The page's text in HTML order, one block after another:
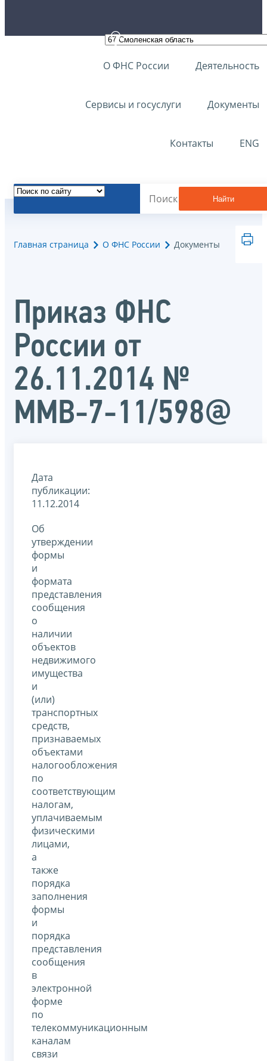
О ФНС России Деятельность
Сервисы и госуслуги Документы
Контакты ENG
Найти
Главная страница О ФНС России Документы
Приказ ФНС
России от
26.11.2014 №
ММВ-7-11/598@
Дата
публикации:
11.12.2014
Об
утверждении
формы
и
формата
представления
сообщения
о
наличии
объектов
недвижимого
имущества
и
(или)
транспортных
средств,
признаваемых
объектами
налогообложения
по
соответствующим
налогам,
уплачиваемым
физическими
лицами,
а
также
порядка
заполнения
формы
и
порядка
представления
сообщения
в
электронной
форме
по
телекоммуникационным
каналам
связи